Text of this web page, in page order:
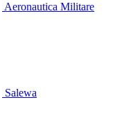
Aeronautica Militare
Salewa